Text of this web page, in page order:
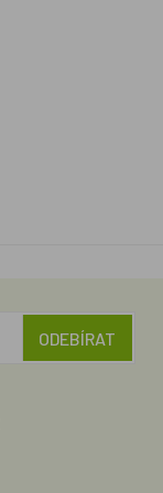
ODEBÍRAT